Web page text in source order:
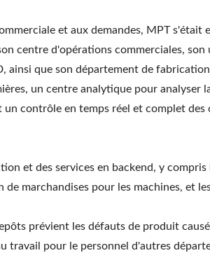
et aux demandes, MPT
centre d'opérations commerciales,
que son département de
un centre analytique pour
contrôle en temps réel et complet
et des services en backend, y
marchandises pour les machines, et
prévient les défauts de produit
travail pour le personnel d'autres